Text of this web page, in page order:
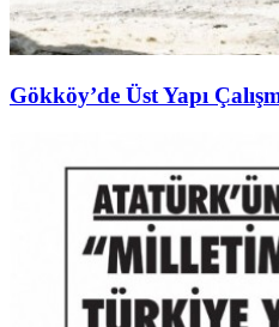
Gökköy’de Üst Yapı